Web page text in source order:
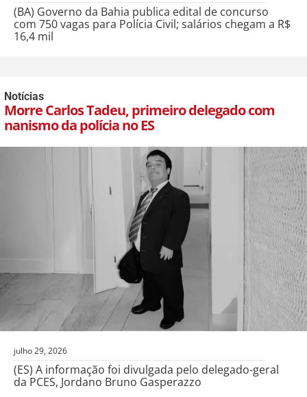
(BA) Governo da Bahia publica edital de concurso
com 750 vagas para Polícia Civil; salários chegam a R$
16,4 mil
Notícias
Morre Carlos Tadeu, primeiro delegado com
nanismo da polícia no ES
julho 29, 2026
(ES) A informação foi divulgada pelo delegado-geral
da PCES, Jordano Bruno Gasperazzo